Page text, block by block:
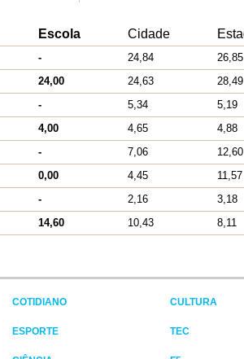
Escola
Cidade
- 24,84 26,85
24,00 24,63 28,49
- 5,34 5,19
4,00 4,65 4,88
- 7,06 12,60
0,00 4,45 11,57
- 2,16 3,18
14,60 10,43 8,11
COTIDIANO
ESPORTE
CULTURA
TEC